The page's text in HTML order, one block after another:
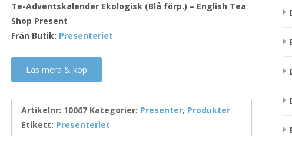
Te-Adventskalender Ekologisk (Blå förp.) – English Tea
Shop Present
Från Butik: Presenteriet
Läs mera & köp
Artikelnr: 10067 Kategorier: Presenter, Produkter
Etikett: Presenteriet